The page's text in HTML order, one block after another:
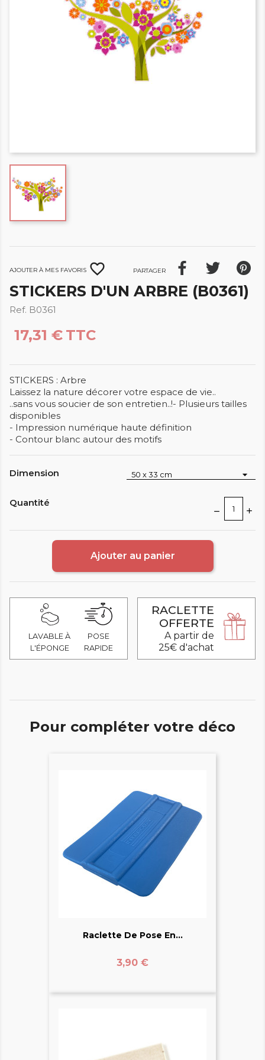
Ajouter à mes favoris favorite_border Partager
STICKERS D'UN ARBRE (B0361)
Ref. B0361
17,31 € TTC
STICKERS : Arbre
Laissez la nature décorer votre espace de vie..
..sans vous soucier de son entretien..!- Plusieurs tailles
disponibles
- Impression numérique haute définition
- Contour blanc autour des motifs
Dimension
Quantité
Ajouter au panier
LAVABLE À
L'ÉPONGE
POSE
RAPIDE
RACLETTE
OFFERTE
A partir de
25€ d'achat
Pour compléter votre déco
Raclette De Pose En...
Prix
3,90 €